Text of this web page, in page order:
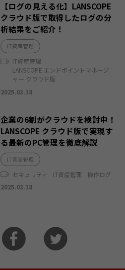
【ログの見える化】LANSCOPE
クラウド版で取得したログの分
析結果をご紹介！
IT資産管理
IT資産管理
LANSCOPE エンドポイントマネージ
ャー クラウド版
2025.03.18
企業の6割がクラウドを検討中！
LANSCOPE クラウド版で実現す
る最新のPC管理を徹底解説
IT資産管理
セキュリティ IT資産管理
操作ログ
2025.03.18